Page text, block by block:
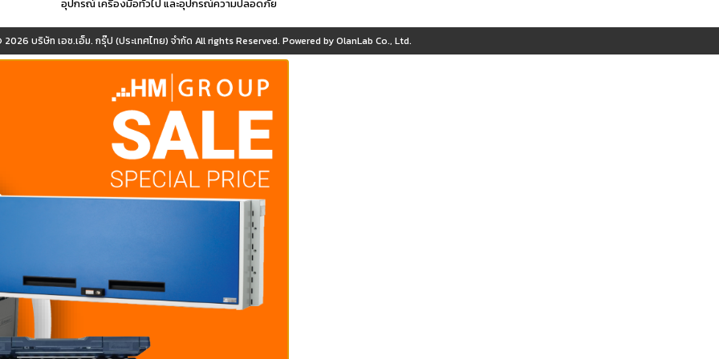
อุปกรณ์ เครื่องมือทั่วไป และอุปกรณ์ความปลอดภัย
2026 บริษัท เอช.เอ็ม. กรุ๊ป (ประเทศไทย) จำกัด All rights Reserved. Powered byOlanLab Co., Ltd.